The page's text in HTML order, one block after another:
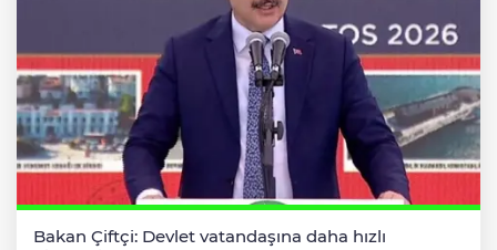
Bakan Çiftçi: Devlet vatandaşına daha hızlı